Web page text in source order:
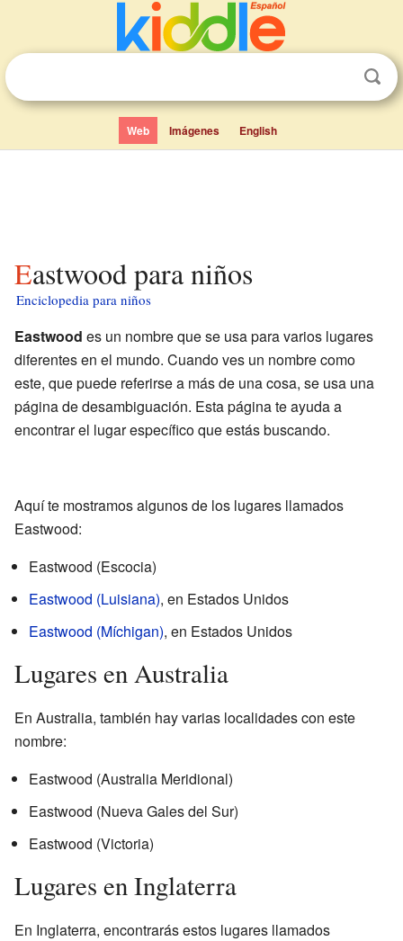
Web Imágenes English
Eastwood para niños
Enciclopedia para niños
Eastwood es un nombre que se usa para varios lugares
diferentes en el mundo. Cuando ves un nombre como
este, que puede referirse a más de una cosa, se usa una
página de desambiguación. Esta página te ayuda a
encontrar el lugar específico que estás buscando.
Aquí te mostramos algunos de los lugares llamados
Eastwood:
Eastwood (Escocia)
Eastwood (Luisiana), en Estados Unidos
Eastwood (Míchigan), en Estados Unidos
Lugares en Australia
En Australia, también hay varias localidades con este
nombre:
Eastwood (Australia Meridional)
Eastwood (Nueva Gales del Sur)
Eastwood (Victoria)
Lugares en Inglaterra
En Inglaterra, encontrarás estos lugares llamados